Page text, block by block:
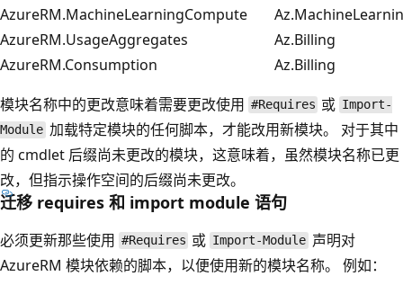
AzureRM.MachineLearningCompute
AzureRM.UsageAggregates
Az.Billing
AzureRM.Consumption
Az.Billing
模块名称中的更改意味着需要更改使用 #Requires 或 Import-
Module 加载特定模块的任何脚本，才能改用新模块。 对于其中
的 cmdlet 后缀尚未更改的模块，这意味着，虽然模块名称已更
改，但指示操作空间的后缀尚未更改。
迁移 requires 和 import module 语句
必须更新那些使用 #Requires 或 Import-Module 声明对
AzureRM 模块依赖的脚本，以便使用新的模块名称。 例如：